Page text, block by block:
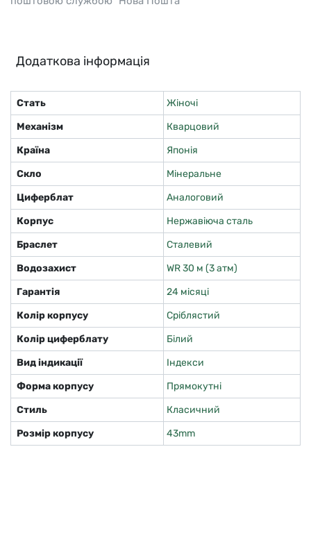
Додаткова інформація
Стать
Жіночі
Механізм
Кварцовий
Країна
Японія
Скло
Мінеральне
Циферблат
Аналоговий
Корпус
Нержавіюча сталь
Браслет
Сталевий
Водозахист
WR 30 м (3 атм)
Гарантія
24 місяці
Колір корпусу
Сріблястий
Колір циферблату
Білий
Вид індикації
Індекси
Форма корпусу
Прямокутні
Стиль
Класичний
Розмір корпусу
43mm